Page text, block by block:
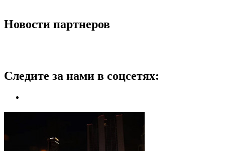
Новости партнеров
Следите за нами в соцсетях: